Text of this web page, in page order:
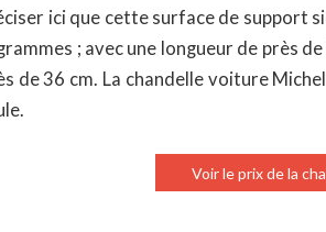
ici que cette surface de support
; avec une longueur de près
de 36 cm. La chandelle voiture
Voir le prix de la